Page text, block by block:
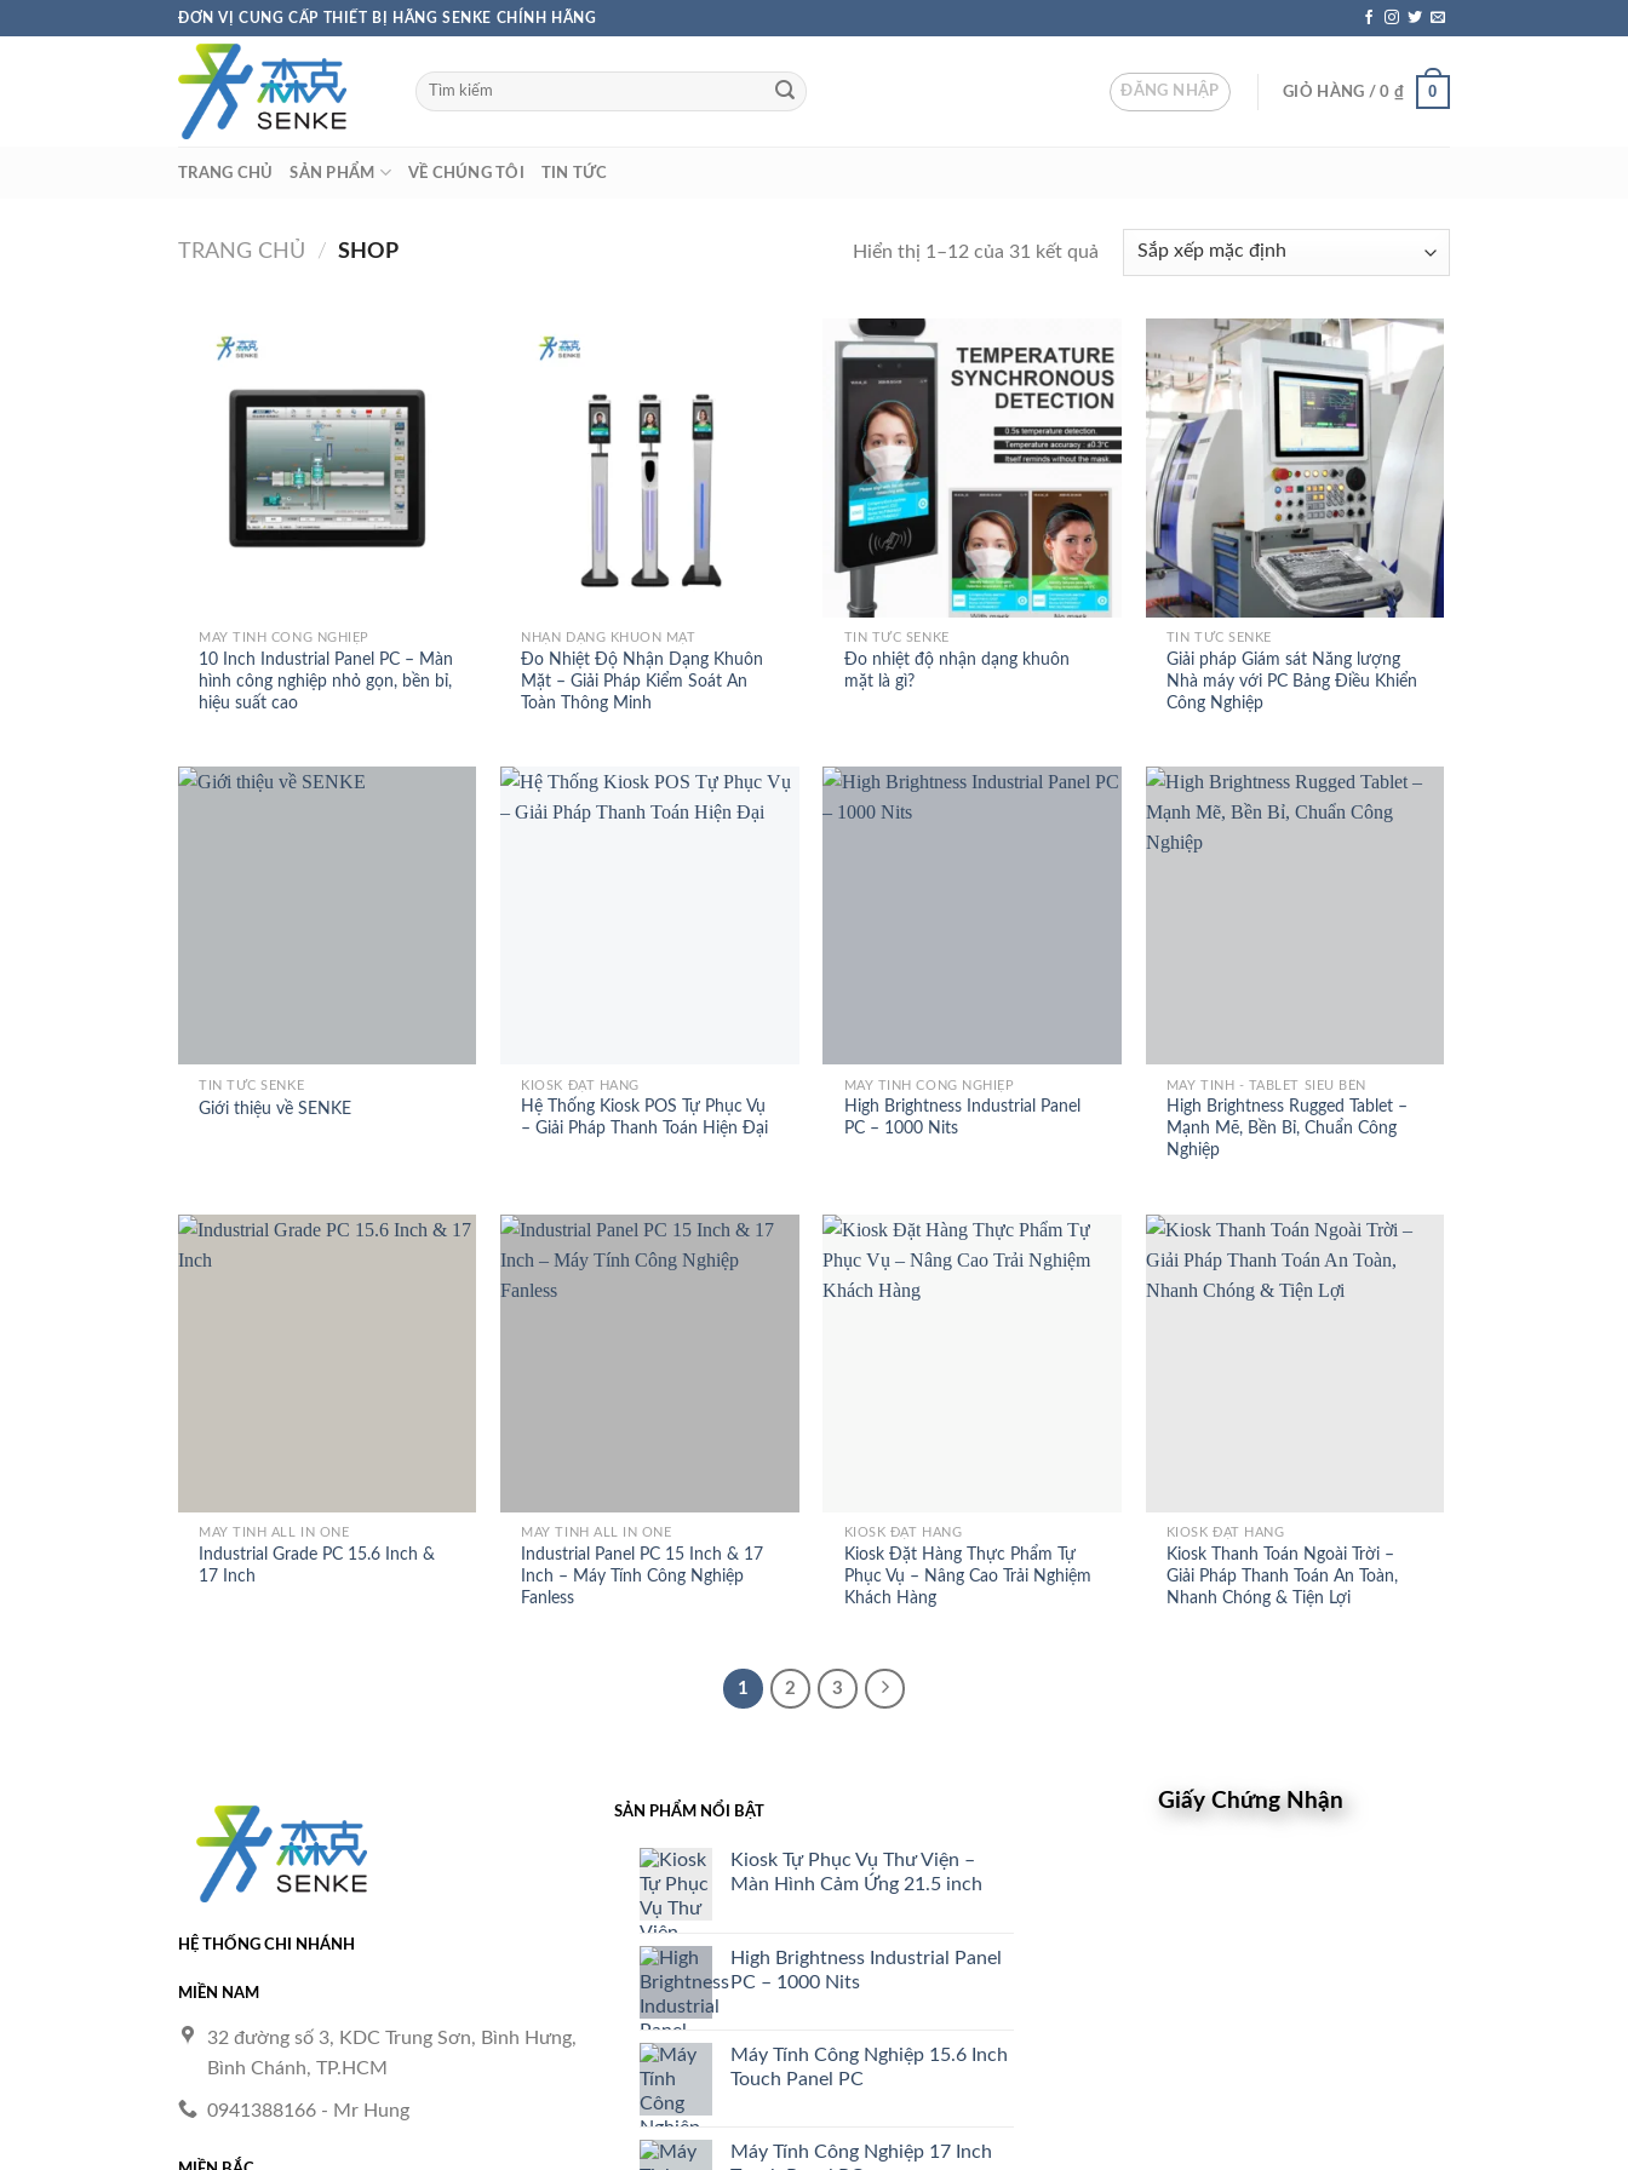
ĐƠN VỊ CUNG CẤP THIẾT BỊ HÃNG SENKE CHÍNH HÃNG
Tìm
kiếm:
ĐĂNG NHẬP GIỎ HÀNG /0 ₫ 0
TRANG CHỦ SẢN PHẨM VỀ CHÚNG TÔI TIN TỨC
TRANG CHỦ / SHOP Hiển thị 1–12 của 31 kết quả
MÁY TÍNH CÔNG NGHIỆP
10 Inch Industrial Panel PC – Màn
hình công nghiệp nhỏ gọn, bền bỉ,
hiệu suất cao
NHẬN DẠNG KHUÔN MẶT
Đo Nhiệt Độ Nhận Dạng Khuôn
Mặt – Giải Pháp Kiểm Soát An
Toàn Thông Minh
TIN TỨC SENKE
Đo nhiệt độ nhận dạng khuôn
mặt là gì?
+
TIN TỨC SENKE
Giải pháp Giám sát Năng lượng
Nhà máy với PC Bảng Điều Khiển
Công Nghiệp
TIN TỨC SENKE
Giới thiệu về SENKE
KIOSK ĐẶT HÀNG
Hệ Thống Kiosk POS Tự Phục Vụ
– Giải Pháp Thanh Toán Hiện Đại
MÁY TÍNH CÔNG NGHIỆP
High Brightness Industrial Panel
PC – 1000 Nits
MÁY TÍNH - TABLET SIÊU BỀN
High Brightness Rugged Tablet –
Mạnh Mẽ, Bền Bỉ, Chuẩn Công
Nghiệp
MÁY TÍNH ALL IN ONE
Industrial Grade PC 15.6 Inch &
17 Inch
MÁY TÍNH ALL IN ONE
Industrial Panel PC 15 Inch & 17
Inch – Máy Tính Công Nghiệp
Fanless
KIOSK ĐẶT HÀNG
Kiosk Đặt Hàng Thực Phẩm Tự
Phục Vụ – Nâng Cao Trải Nghiệm
Khách Hàng
KIOSK ĐẶT HÀNG
Kiosk Thanh Toán Ngoài Trời –
Giải Pháp Thanh Toán An Toàn,
Nhanh Chóng & Tiện Lợi
1 2 3
HỆ THỐNG CHI NHÁNH
MIỀN NAM
32 đường số 3, KDC Trung Sơn, Bình Hưng,
Bình Chánh, TP.HCM
0941388166 - Mr Hung
SẢN PHẨM NỔI BẬT
Kiosk Tự Phục Vụ Thư Viện –
Màn Hình Cảm Ứng 21.5 inch
High Brightness Industrial Panel
PC – 1000 Nits
Máy Tính Công Nghiệp 15.6 Inch
Touch Panel PC
Máy Tính Công Nghiệp 17 Inch
Giấy Chứng Nhận